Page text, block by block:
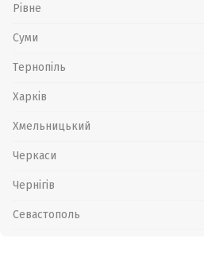
Рівне
Суми
Тернопіль
Харків
Хмельницький
Черкаси
Чернігів
Севастополь